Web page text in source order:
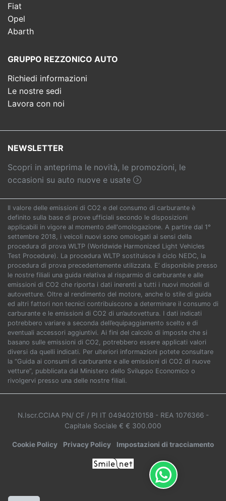
Fiat
Opel
Abarth
GRUPPO REZZONICO AUTO
Richiedi informazioni
Le nostre sedi
Lavora con noi
NEWSLETTER
Scopri in anteprima le novità, le promozioni, le
occasioni su auto nuove e usate
Il valore delle emissioni di CO2 e del consumo di carburante è
definito sulla base di prove ufficiali secondo le disposizioni
applicabili in vigore al momento dell'omologazione. A partire dal 1°
settembre 2018, i veicoli nuovi sono omologati ai sensi della
procedura di prova WLTP (Worldwide Harmonized Light Vehicles
Test Procedure). La procedura WLTP sostituisce il ciclo NEDC, la
procedura di prova precedentemente utilizzata. E’ disponibile presso
le nostre filiali una guida relativa al risparmio di carburante e alle
emissioni di CO2 che riporta i dati inerenti a tutti i nuovi modelli di
autovetture. Oltre al rendimento del motore, anche lo stile di guida
ed altri fattori non tecnici contribuiscono a determinare il consumo di
carburante e le emissioni di CO2 di un’autovettura. I dati indicati
potrebbero variare a seconda dell’equipaggiamento scelto e di
eventuali accessori aggiuntivi. Ai fini del calcolo di imposte che si
basano sulle emissioni di CO2, potrebbero essere applicati valori
diversi da quelli indicati. Per ulteriori informazioni potete consultare
la “Guida ai consumi di carburante e alle emissioni di CO2 di nuove
vetture”, pubblicata dal Ministero dello Sviluppo Economico o
rivolgervi presso una delle nostre filiali.
N.Iscr.CCIAA PN/ CF / PI IT 04940210158 - REA 1076366 -
Capitale Sociale € € 300.000
Cookie Policy Privacy Policy Impostazioni di tracciamento